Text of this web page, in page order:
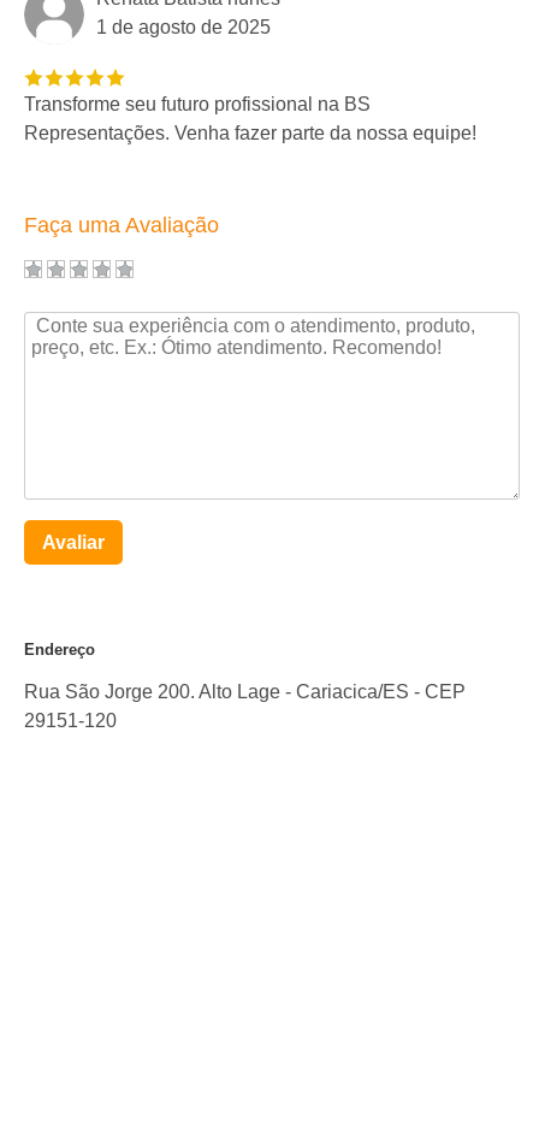
1 de agosto de 2025
Transforme seu futuro profissional na BS
Representações. Venha fazer parte da nossa equipe!
Faça uma Avaliação
Avaliar
Endereço
Rua São Jorge 200. Alto Lage - Cariacica/ES - CEP
29151-120